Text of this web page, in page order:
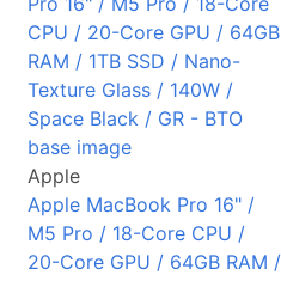
Apple
Apple MacBook Pro 16" /
M5 Pro / 18-Core CPU /
20-Core GPU / 64GB RAM /